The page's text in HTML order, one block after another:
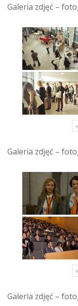
Galeria zdjęć –
Galeria zdjęć –
Galeria zdjęć –